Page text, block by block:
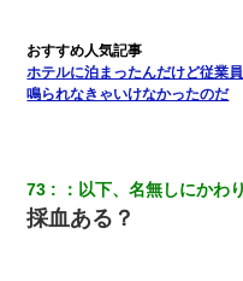
ホテルに泊まったんだけど従業
鳴られなきゃいけなかったのだ
73 ： 以下、名無しにかわ
採血ある？